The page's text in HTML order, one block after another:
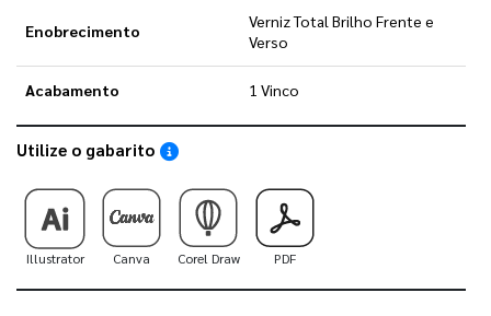
Enobrecimento
Verniz Total Brilho Frente e
Verso
Acabamento 1 Vinco
Utilize o gabarito Saiba como utilizar os nossos gabaritos
Illustrator Canva Corel Draw PDF